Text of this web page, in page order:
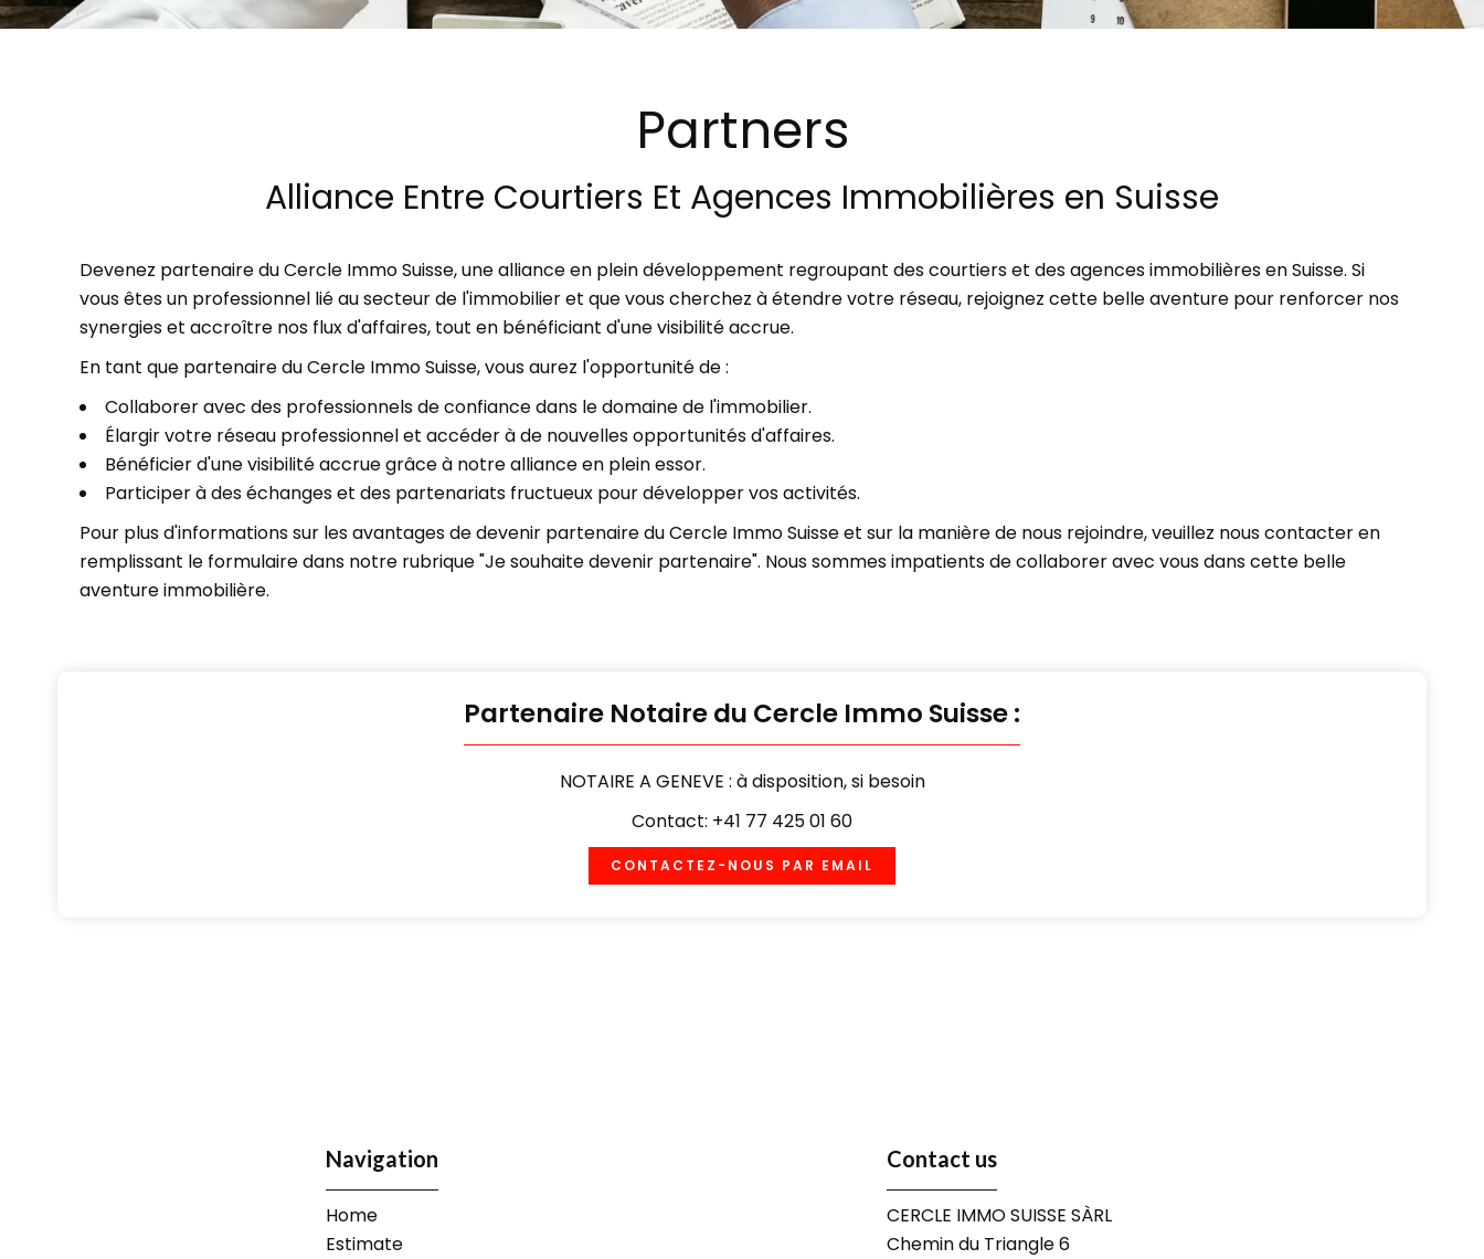
Partners
Alliance Entre Courtiers Et Agences Immobilières en Suisse
Devenez partenaire du Cercle Immo Suisse, une alliance en plein développement regroupant des courtiers et des agences immobilières en Suisse. Si
vous êtes un professionnel lié au secteur de l'immobilier et que vous cherchez à étendre votre réseau, rejoignez cette belle aventure pour renforcer nos
synergies et accroître nos flux d'affaires, tout en bénéficiant d'une visibilité accrue.
En tant que partenaire du Cercle Immo Suisse, vous aurez l'opportunité de :
Collaborer avec des professionnels de confiance dans le domaine de l'immobilier.
Élargir votre réseau professionnel et accéder à de nouvelles opportunités d'affaires.
Bénéficier d'une visibilité accrue grâce à notre alliance en plein essor.
Participer à des échanges et des partenariats fructueux pour développer vos activités.
Pour plus d'informations sur les avantages de devenir partenaire du Cercle Immo Suisse et sur la manière de nous rejoindre, veuillez nous contacter en
remplissant le formulaire dans notre rubrique "Je souhaite devenir partenaire". Nous sommes impatients de collaborer avec vous dans cette belle
aventure immobilière.
Partenaire Notaire du Cercle Immo Suisse :
NOTAIRE A GENEVE : à disposition, si besoin
Contact: +41 77 425 01 60
CONTACTEZ-NOUS PAR EMAIL
Navigation
Home
Estimate
Contact us
CERCLE IMMO SUISSE SÀRL
Chemin du Triangle 6